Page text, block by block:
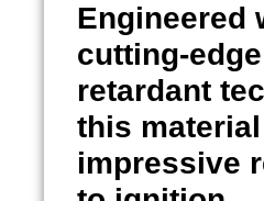
Engineered
cutting-
retardant
this
impressive